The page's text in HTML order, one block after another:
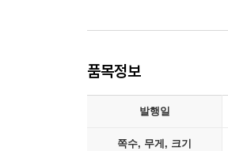
품목정보
발행일
쪽수, 무게, 크기